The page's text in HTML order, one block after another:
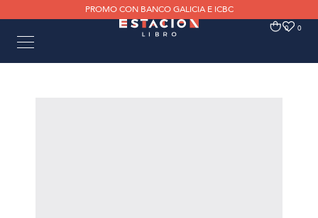
PROMO CON BANCO GALICIA E ICBC
0 0